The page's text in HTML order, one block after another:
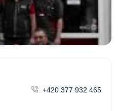
+420 377 932 465